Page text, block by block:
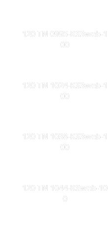
120 TN 0995-KS3web-1
00
120 TN 1024-KS3web-1
00
120 TN 1038-KS3web-1
00
120 TN 1044-KSweb-10
0